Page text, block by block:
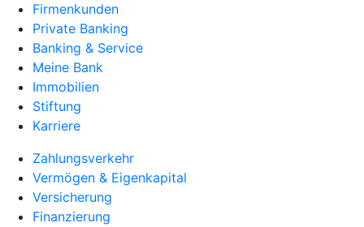
Firmenkunden
Private Banking
Banking & Service
Meine Bank
Immobilien
Stiftung
Karriere
Zahlungsverkehr
Vermögen & Eigenkapital
Versicherung
Finanzierung